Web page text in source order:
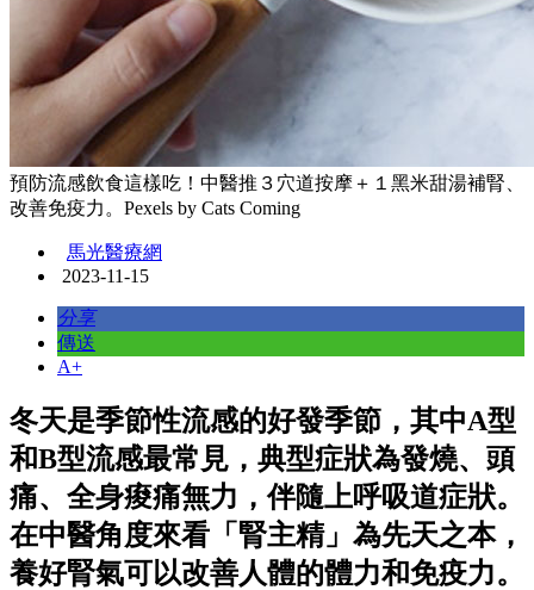
預防流感飲食這樣吃！中醫推３穴道按摩＋１黑米甜湯補腎、
改善免疫力。Pexels by Cats Coming
馬光醫療網
2023-11-15
分享
傳送
A+
冬天是季節性流感的好發季節，其中A型
和B型流感最常見，典型症狀為發燒、頭
痛、全身痠痛無力，伴隨上呼吸道症狀。
在中醫角度來看「腎主精」為先天之本，
養好腎氣可以改善人體的體力和免疫力。